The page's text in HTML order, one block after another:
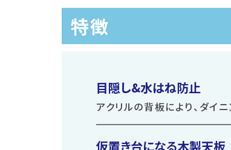
特徴
目隠し&水はね防止
アクリルの背板により、ダイ
仮置き台になる木製天板